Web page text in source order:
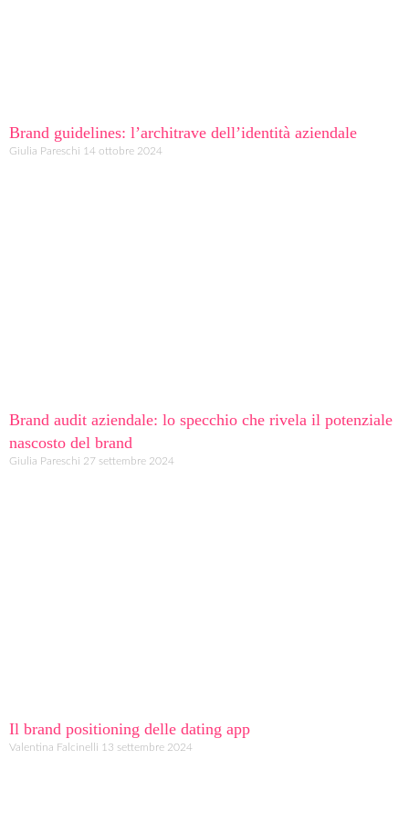
Brand guidelines: l’architrave dell’identità aziendale
Giulia Pareschi 14 ottobre 2024
Brand audit aziendale: lo specchio che rivela il potenziale
nascosto del brand
Giulia Pareschi 27 settembre 2024
Il brand positioning delle dating app
Valentina Falcinelli 13 settembre 2024